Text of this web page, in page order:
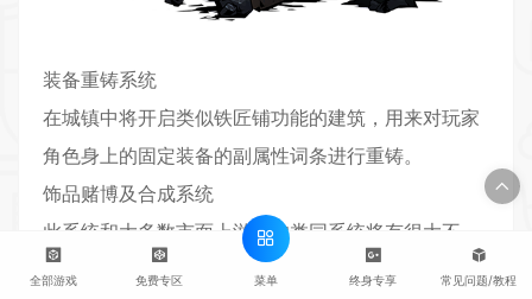
装备重铸系统
在城镇中将开启类似铁匠铺功能的建筑，用来对玩家
角色身上的固定装备的副属性词条进行重铸。
饰品赌博及合成系统
此系统和大多数市面上游戏的类同系统将有很大不
同，想开启并且体验此系统，首先需要招募在规划中
全部游戏 免费专区 菜单 终身专享 常见问题/教程